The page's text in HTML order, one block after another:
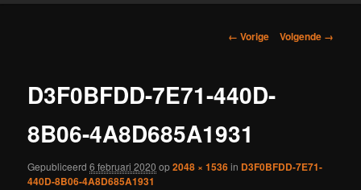
Afbeeldingsnavigatie
← Vorige Volgende →
D3F0BFDD-7E71-440D-
8B06-4A8D685A1931
Gepubliceerd6 februari 2020 op2048 × 1536in D3F0BFDD-7E71-
440D-8B06-4A8D685A1931